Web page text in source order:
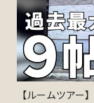
【ルームツアー